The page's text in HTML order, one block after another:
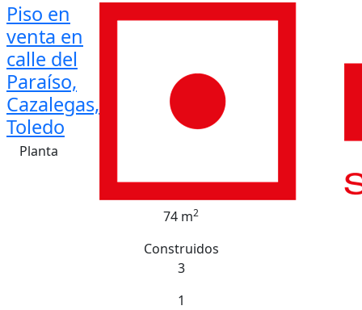
Piso en
venta en
calle del
Paraíso,
Cazalegas,
Toledo
Planta
74 m2
Construidos
3
1